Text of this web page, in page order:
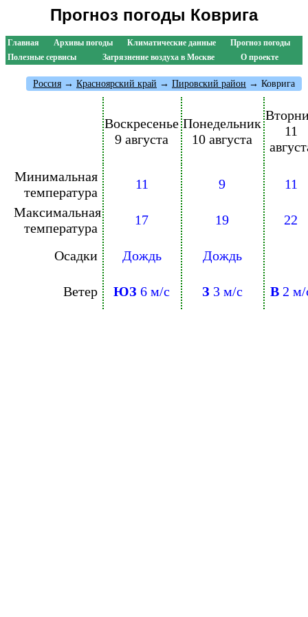
Прогноз погоды Коврига
Главная Архивы погоды Климатические данные
Прогноз погоды
Полезные сервисы
Загрязнение воздуха в Москве О проекте
Россия → Красноярский край → Пировский район → Коврига
Воскресенье
9 августа
Понедельник
10 августа
11
Минимальная
температура
11 9
11
Максимальная
температура
17 19 22
Осадки Дождь Дождь
Ветер ЮЗ 6 м/с З 3 м/с В2 м/